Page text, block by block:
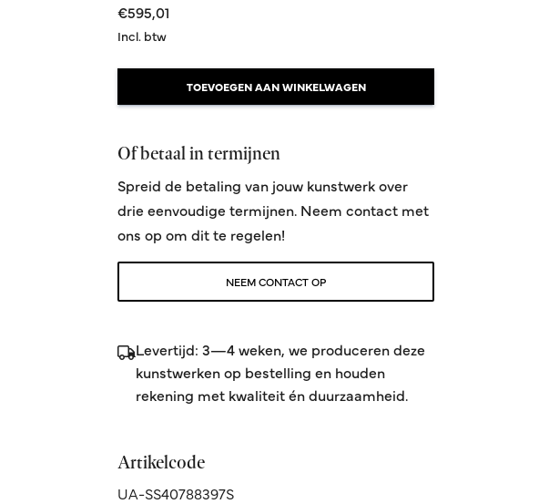
€595,01
Incl. btw
TOEVOEGEN AAN WINKELWAGEN
Of betaal in termijnen
Spreid de betaling van jouw kunstwerk over
drie eenvoudige termijnen. Neem contact met
ons op om dit te regelen!
NEEM CONTACT OP
Levertijd: 3—4 weken, we produceren deze
kunstwerken op bestelling en houden
rekening met kwaliteit én duurzaamheid.
Artikelcode
UA-SS40788397S